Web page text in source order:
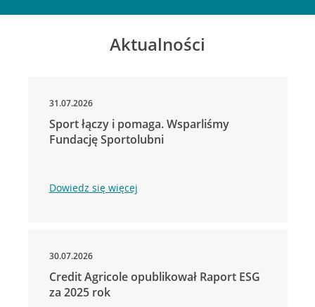
Aktualności
31.07.2026
Sport łączy i pomaga. Wsparliśmy
Fundację Sportolubni
Dowiedz się więcej
30.07.2026
Credit Agricole opublikował Raport ESG
za 2025 rok